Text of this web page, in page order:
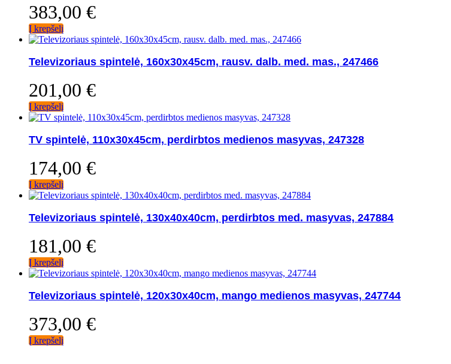
383,00 €
Į krepšelį
Televizoriaus spintelė, 160x30x45cm, rausv. dalb. med. mas., 247466
201,00 €
Į krepšelį
TV spintelė, 110x30x45cm, perdirbtos medienos masyvas, 247328
174,00 €
Į krepšelį
Televizoriaus spintelė, 130x40x40cm, perdirbtos med. masyvas, 247884
181,00 €
Į krepšelį
Televizoriaus spintelė, 120x30x40cm, mango medienos masyvas, 247744
373,00 €
Į krepšelį